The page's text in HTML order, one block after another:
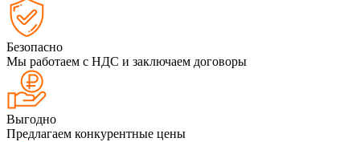
Безопасно
Мы работаем с НДС и заключаем договоры
Выгодно
Предлагаем конкурентные цены